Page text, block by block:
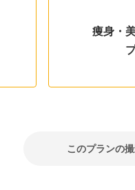
痩身・
このプランの